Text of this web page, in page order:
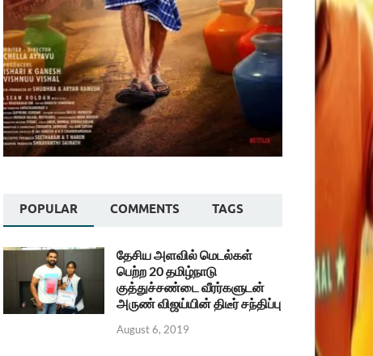
POPULAR COMMENTS TAGS
தேசிய அளவில் மெடல்கள்
பெற்ற 20 தமிழ்நாடு
குத்துச்சண்டை வீரர்களுடன்
அருண் விஜய்யின் திடீர் சந்திப்பு
August 6, 2019